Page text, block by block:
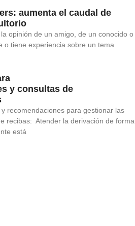
aumenta el caudal de
opinión de un amigo, de un conocido o
o tiene experiencia sobre un tema
y consultas de
recomendaciones para gestionar las
recibas: Atender la derivación de forma
está